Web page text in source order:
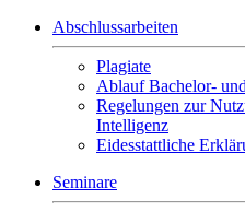
Abschlussarbeiten
Plagiate
Ablauf Bachelor-
Regelungen zur
Intelligenz
Eidesstattliche
Seminare